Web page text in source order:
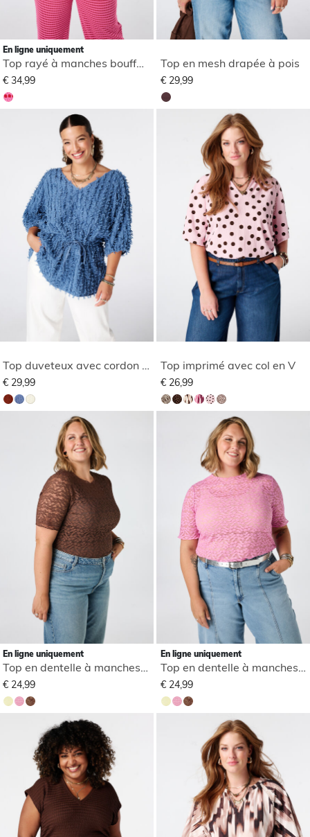
En ligne uniquement
Top rayé à manches bouffantes
€ 34,99
Top en mesh drapée à pois
€ 29,99
€ 29,99
Top imprimé avec col en V
€ 26,99
En ligne uniquement
€ 24,99
En ligne uniquement
€ 24,99